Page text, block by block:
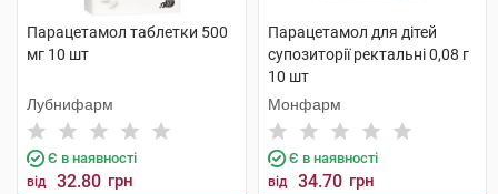
Парацетамол таблетки 500
мг 10 шт
Лубнифарм
Є в наявності
від 32.80 грн
Парацетамол для дітей
супозиторії ректальні 0,08 г
10 шт
Монфарм
Є в наявності
від 34.70 грн